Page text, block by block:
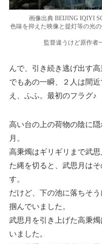
画像出典 BEIJING IQIYI
色味を抑えた映像と提灯等の光
監督違うけど原作者
んで、引き続き逃げ出す
でもあの一瞬、２人は間
え、ふふ。最初のフラグ♪
高い台の上の荷物の陰に
月。
高秉燭はギリギリまで武
た縄を切ると、武思月は
す。
だけど、下の池に落ちそ
掴んでいました。
武思月を引き上げた高秉
いました。